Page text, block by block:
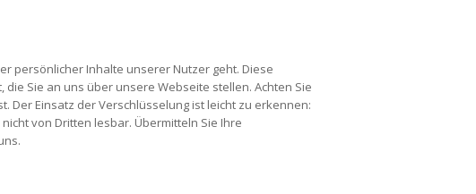
persönlicher Inhalte unserer Nutzer geht. Diese
Sie an uns über unsere Webseite stellen. Achten Sie
Der Einsatz der Verschlüsselung ist leicht zu erkennen:
von Dritten lesbar. Übermitteln Sie Ihre